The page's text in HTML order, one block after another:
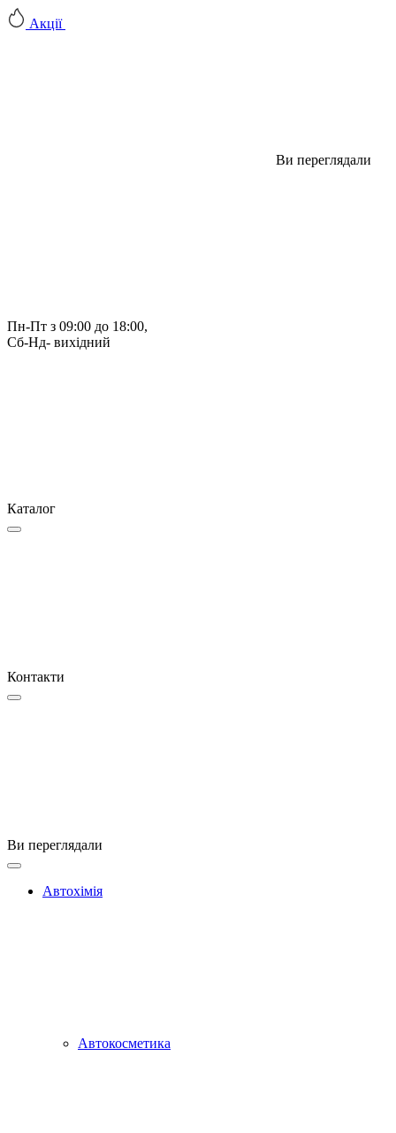
Акції
Ви переглядали
Пн-Пт з 09:00 до 18:00,
Сб-Нд- вихідний
Каталог
Контакти
Ви переглядали
Автохімія
Автокосметика